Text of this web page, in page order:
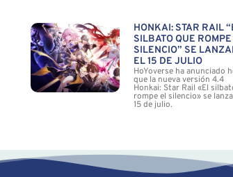
HONKAI: STAR RAIL
SILBATO QUE
SILENCIO” SE
EL 15 DE JULIO
HoYoverse ha anunciado
que la nueva versión 4.4
Honkai: Star Rail «El
rompe el silencio» se
15 de julio.